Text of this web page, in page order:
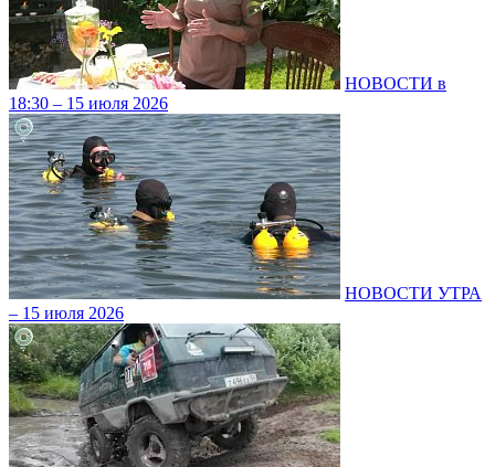
НОВОСТИ в
18:30 – 15 июля 2026
НОВОСТИ УТРА
– 15 июля 2026